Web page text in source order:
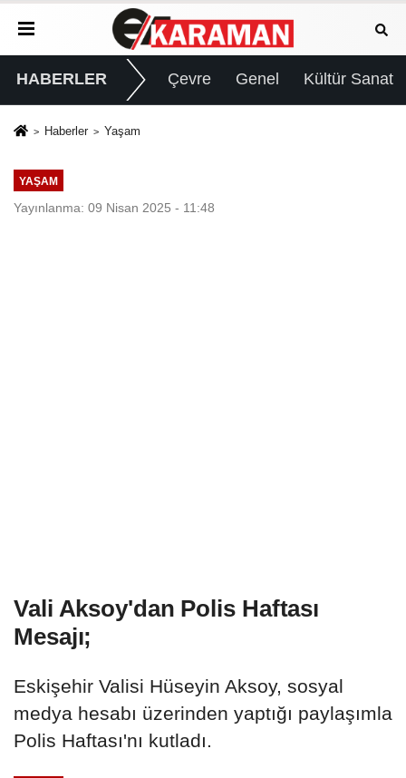
HABERLER Çevre Genel Kültür Sanat
Haberler Yaşam
YAŞAM
Yayınlanma: 09 Nisan 2025 - 11:48
Vali Aksoy'dan Polis Haftası
Mesajı;
Eskişehir Valisi Hüseyin Aksoy, sosyal
medya hesabı üzerinden yaptığı paylaşımla
Polis Haftası'nı kutladı.